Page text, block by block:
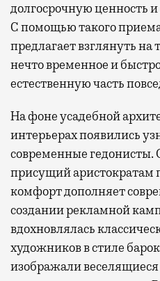
долгосрочную ценность
С помощью такого
предлагает взглянуть на
нечто временное и
естественную часть
На фоне усадебной
интерьерах появились
современные гедонисты.
присущий аристократам
комфорт дополняет
создании рекламной
вдохновлялась
художников в стиле
изображали